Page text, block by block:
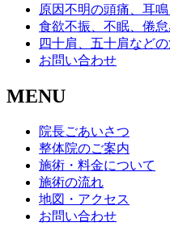
原因不明の頭痛、耳
食欲不振、不眠、倦
四十肩、五十肩など
お問い合わせ
MENU
院長ごあいさつ
整体院のご案内
施術・料金について
施術の流れ
地図・アクセス
お問い合わせ